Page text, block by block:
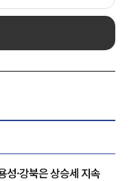
·강북은 상승세 지속